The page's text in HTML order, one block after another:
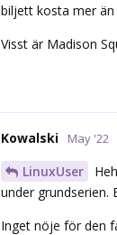
biljett kosta mer än
Visst är Madison
Kowalski May '22
LinuxUser
under grundserien.
Inget nöje för den